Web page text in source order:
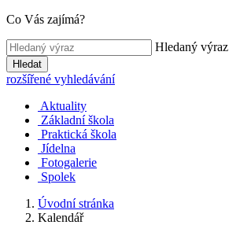
Co Vás zajímá?
Hledaný výraz
Hledat
rozšířené vyhledávání
Aktuality
Základní škola
Praktická škola
Jídelna
Fotogalerie
Spolek
Úvodní stránka
Kalendář